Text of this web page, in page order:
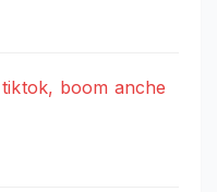
boom anche